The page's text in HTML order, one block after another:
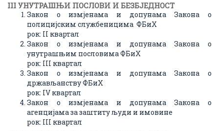
III УНУТРАШЊИ ПОСЛОВИ И БЕЗБЈЕДНОСТ
Закон о измјенама и допунама Закона о
полицијским службеницима ФБиХ
рок: II квартал
Закон о измјенама и допунама Закона о
унутрашњим пословима ФБиХ
рок: III квартал
Закон о измјенама и допунама Закона о
држављанству ФБиХ
рок: IV квартал
Закон о измјенама и допунама Закона о
агенцијама за заштиту људи и имовине
рок: III квартал